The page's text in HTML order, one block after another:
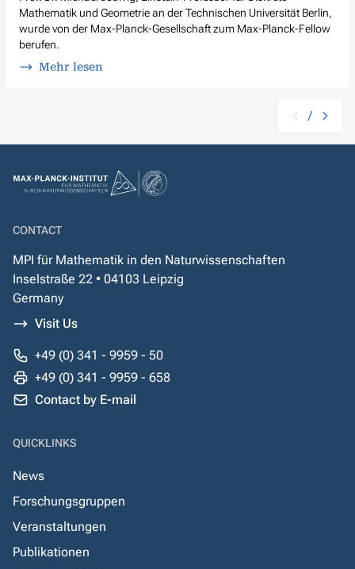
Mathematik und Geometrie an der Technischen Universität Berlin,
wurde von der Max-Planck-Gesellschaft zum Max-Planck-Fellow
berufen.
Mehr lesen
/
CONTACT
MPI für Mathematik in den Naturwissenschaften
Inselstraße 22 • 04103 Leipzig
Germany
Visit Us
+49 (0) 341 - 9959 - 50
+49 (0) 341 - 9959 - 658
Contact by E-mail
QUICKLINKS
News
Forschungsgruppen
Veranstaltungen
Publikationen